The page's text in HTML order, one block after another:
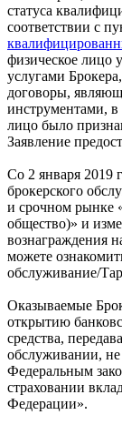
статуса
соответствии с
физическое лицо
услугами
договоры,
инструментами,
лицо было
Заявление
Со 2 января 2019
брокерского
и срочном
общество)» и
вознаграждения
можете
обслуживание/
Оказываемые
открытию
средства,
обслуживании, не
Федеральным
страховании
Федерации».